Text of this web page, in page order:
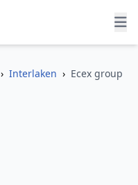
› Interlaken › Ecex group